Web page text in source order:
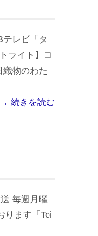
レビ「タ
ライト】コ
織物のわた
→ 続きを読む
毎週月曜
ります「Toi